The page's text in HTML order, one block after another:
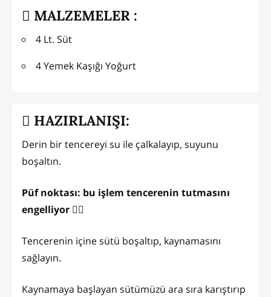
MALZEMELER :
4 Lt. Süt
4 Yemek Kaşığı Yoğurt
HAZIRLANIŞI:
Derin bir tencereyi su ile çalkalayıp, suyunu
boşaltın.
Püf noktası: bu işlem tencerenin tutmasını
engelliyor 👍🏻
Tencerenin içine sütü boşaltıp, kaynamasını
sağlayın.
Kaynamaya başlayan sütümüzü ara sıra karıştırıp